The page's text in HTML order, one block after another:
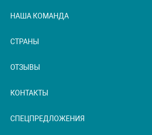
НАША КОМАНДА
СТРАНЫ
ОТЗЫВЫ
КОНТАКТЫ
СПЕЦПРЕДЛОЖЕНИЯ